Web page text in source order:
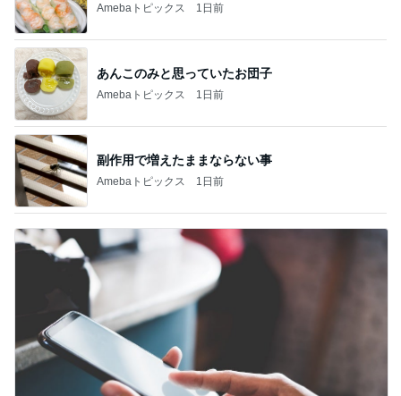
Amebaトピックス 1日前
あんこのみと思っていたお団子
Amebaトピックス 1日前
副作用で増えたままならない事
Amebaトピックス 1日前